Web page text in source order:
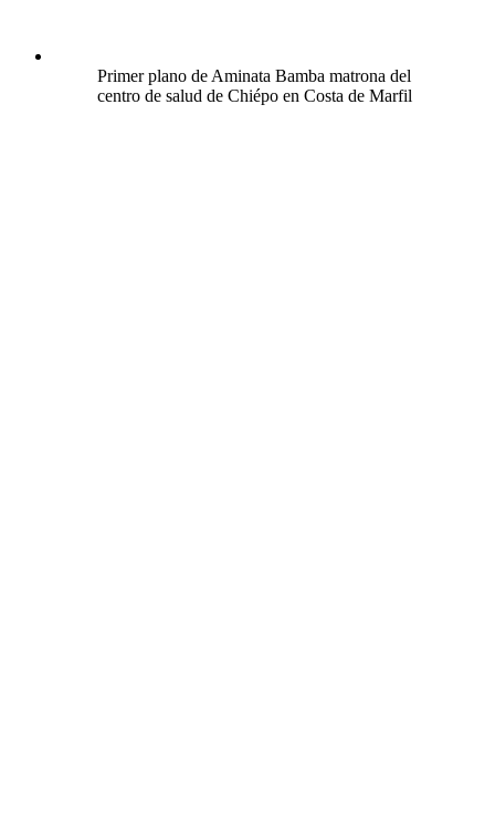
Primer plano de Aminata Bamba matrona del
centro de salud de Chiépo en Costa de Marfil